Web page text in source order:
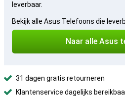
leverbaar.
Bekijk alle Asus Telefoons die
Naar alle Asus
31 dagen gratis retourneren
Klantenservice dagelijks